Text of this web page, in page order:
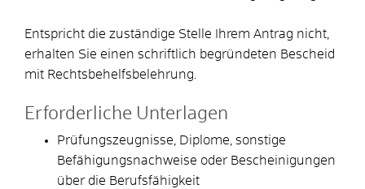
Entspricht die zuständige Stelle Ihrem Antrag nicht,
erhalten Sie einen schriftlich begründeten Bescheid
mit Rechtsbehelfsbelehrung.
Erforderliche Unterlagen
Prüfungszeugnisse, Diplome, sonstige
Befähigungsnachweise oder Bescheinigungen
über die Berufsfähigkeit